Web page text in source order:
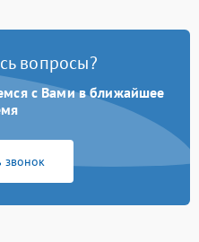
вопросы?
с Вами в ближайшее
звонок